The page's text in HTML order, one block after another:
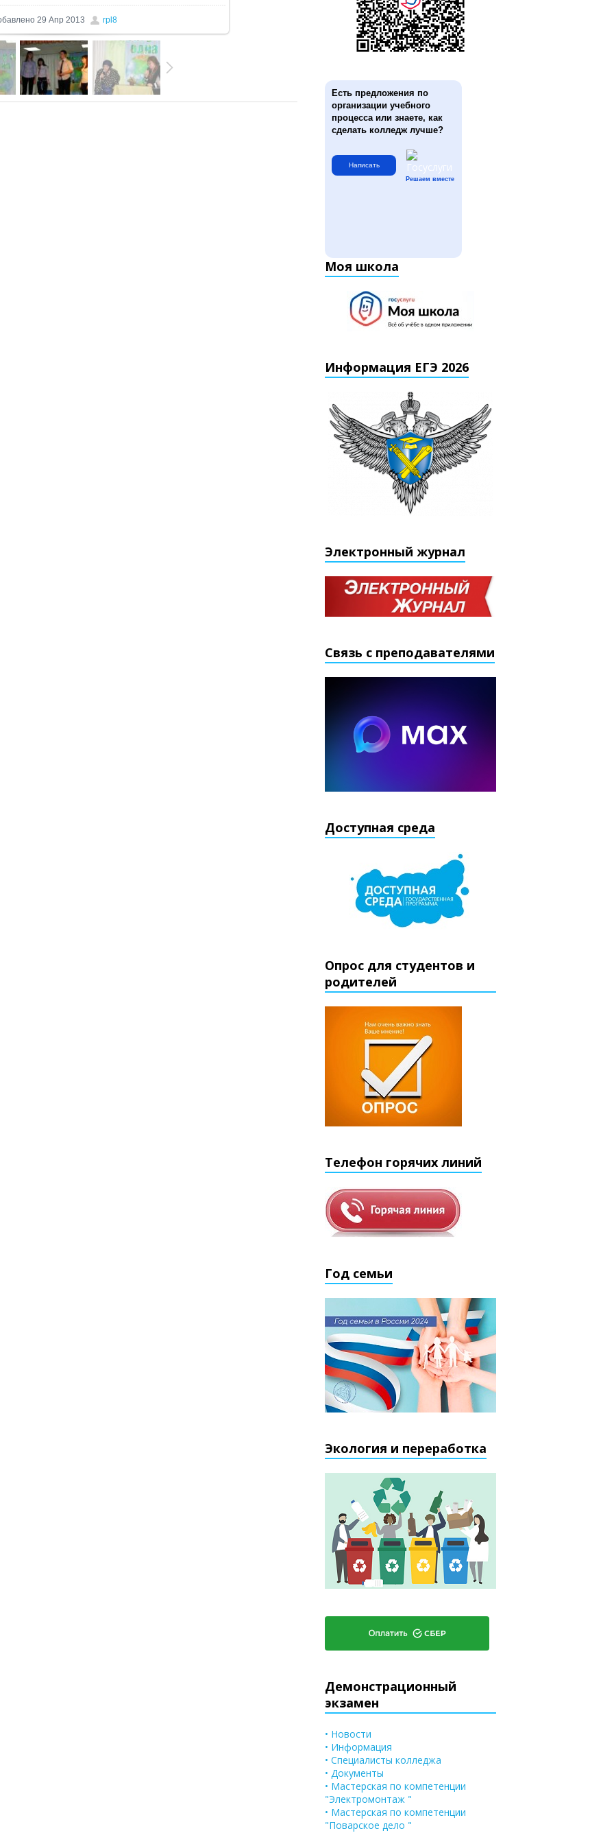
29 Апр 2013 rpl8
Есть предложения по
организации учебного
процесса или знаете, как
сделать колледж лучше?
Написать
Решаем вместе
Моя школа
Информация ЕГЭ 2026
Электронный журнал
Связь с преподавателями
Доступная среда
Опрос для студентов и
родителей
Телефон горячих линий
Год семьи
Экология и переработка
Демонстрационный
экзамен
• Новости
• Информация
• Специалисты колледжа
• Документы
• Мастерская по компетенции
"Электромонтаж "
• Мастерская по компетенции
"Поварское дело "